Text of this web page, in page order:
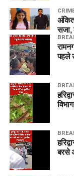
सजा,
पहले
बरसे